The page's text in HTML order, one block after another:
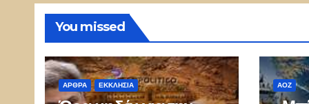
You missed
ΑΡΘΡΑ ΕΚΚΛΗΣΊΑ ΑΟΖ